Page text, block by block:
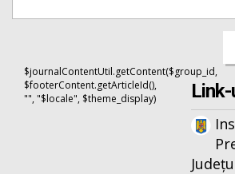
$journalContentUtil.getContent($group_id,
$footerContent.getArticleId(),
"", "$locale", $theme_display)